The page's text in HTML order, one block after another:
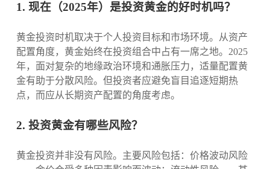
1. 现在（2025年）是投资黄金的好时机吗？
黄金投资时机取决于个人投资目标和市场环境。从资产
配置角度，黄金始终在投资组合中占有一席之地。2025
年，面对复杂的地缘政治环境和通胀压力，适量配置黄
金有助于分散风险。但投资者应避免盲目追逐短期热
点，而应从长期资产配置的角度考虑。
2. 投资黄金有哪些风险？
黄金投资并非没有风险。主要风险包括：价格波动风险